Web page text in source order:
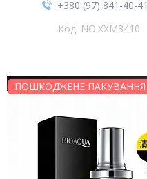
+380 (97) 841-40-41
NO.XXM3410
ПОШКОДЖЕНЕ ПАКУВАННЯ